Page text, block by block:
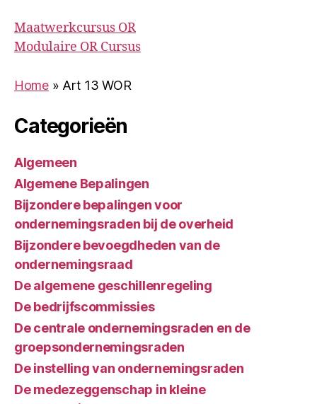
Maatwerkcursus OR
Modulaire OR Cursus
Home» Art 13 WOR
Categorieën
Algemeen
Algemene Bepalingen
Bijzondere bepalingen voor
ondernemingsraden bij de overheid
Bijzondere bevoegdheden van de
ondernemingsraad
De algemene geschillenregeling
De bedrijfscommissies
De centrale ondernemingsraden en de
groepsondernemingsraden
De instelling van ondernemingsraden
De medezeggenschap in kleine